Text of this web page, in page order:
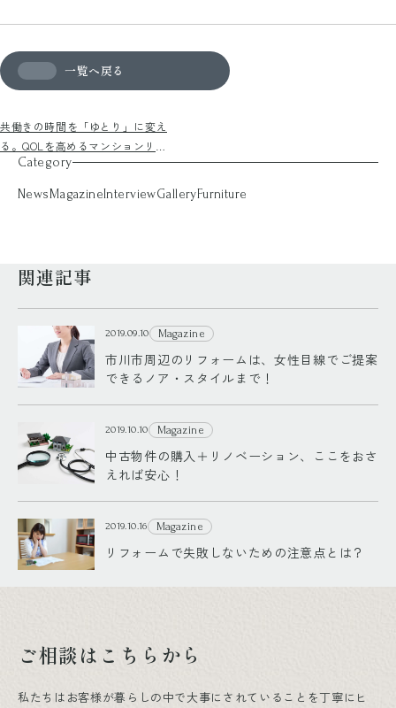
共働きの時間を「ゆとり」に変え
る。QOLを高めるマンションリノ
ベーションの工夫と事例
一覧へ戻る
Category
NewsMagazineInterviewGalleryFurniture
関連記事
2019.09.10 Magazine
市川市周辺のリフォームは、女性目線でご提案
できるノア・スタイルまで！
2019.10.10 Magazine
中古物件の購入＋リノベーション、ここをおさ
えれば安心！
2019.10.16 Magazine
リフォームで失敗しないための注意点とは？
ご相談はこちらから
私たちはお客様が暮らしの中で大事にされていることを丁寧にヒ